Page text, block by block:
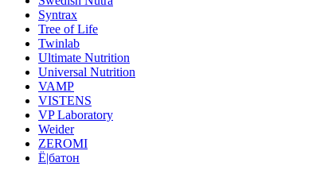
Syntrax
Tree of Life
Twinlab
Ultimate Nutrition
Universal Nutrition
VAMP
VISTENS
VP Laboratory
Weider
ZEROMI
Ё|батон